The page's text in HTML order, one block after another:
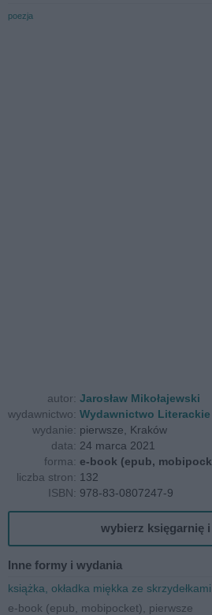
poezja
autor: Jarosław Mikołajewski
wydawnictwo: Wydawnictwo Literackie
wydanie: pierwsze, Kraków
data: 24 marca 2021
forma: e-book (epub,
liczba stron: 132
ISBN: 978-83-0807247-9
wybierz księgarnię
Inne formy i wydania
książka, okładka miękka ze
e-book (epub, mobipocket), pierwsze